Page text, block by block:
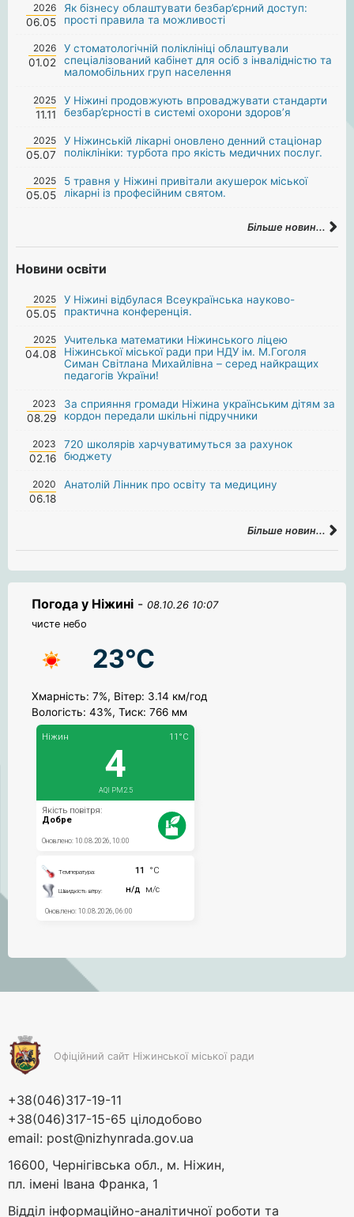
2026
06.05
Як бізнесу облаштувати безбар’єрний доступ:
прості правила та можливості
2026
01.02
У стоматологічній поліклініці облаштували
спеціалізований кабінет для осіб з інвалідністю та
маломобільних груп населення
2025
11.11
У Ніжині продовжують впроваджувати стандарти
безбар’єрності в системі охорони здоров’я
2025
05.07
У Ніжинській лікарні оновлено денний стаціонар
поліклініки: турбота про якість медичних послуг.
2025
05.05
5 травня у Ніжині привітали акушерок міської
лікарні із професійним святом.
Більше новин...
Новини освіти
2025
05.05
У Ніжині відбулася Всеукраїнська науково-
практична конференція.
2025
04.08
Учителька математики Ніжинського ліцею
Ніжинської міської ради при НДУ ім. М.Гоголя
Симан Світлана Михайлівна – серед найкращих
педагогів України!
2023
08.29
За сприяння громади Ніжина українським дітям за
кордон передали шкільні підручники
2023
02.16
720 школярів харчуватимуться за рахунок
бюджету
2020
06.18
Анатолій Лінник про освіту та медицину
Більше новин...
Погода у Ніжині - 08.10.26 10:07
чисте небо
23°C
Хмарність: 7%, Вітер: 3.14 км/год
Вологість: 43%, Тиск: 766 мм
Офіційний сайт Ніжинської міської ради
+38(046)317-19-11
+38(046)317-15-65 цілодобово
email: post@nizhynrada.gov.ua
16600, Чернігівська обл., м. Ніжин,
пл. імені Івана Франка, 1
Відділ інформаційно-аналітичної роботи та